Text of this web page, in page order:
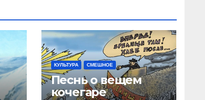
КУЛЬТУРА СМЕШНОЕ
Песнь о вещем
кочегаре